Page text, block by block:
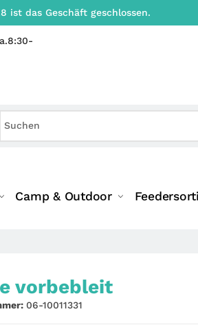
ist das Geschäft geschlossen.
Camp & Outdoor
vorbebleit
06-10011331